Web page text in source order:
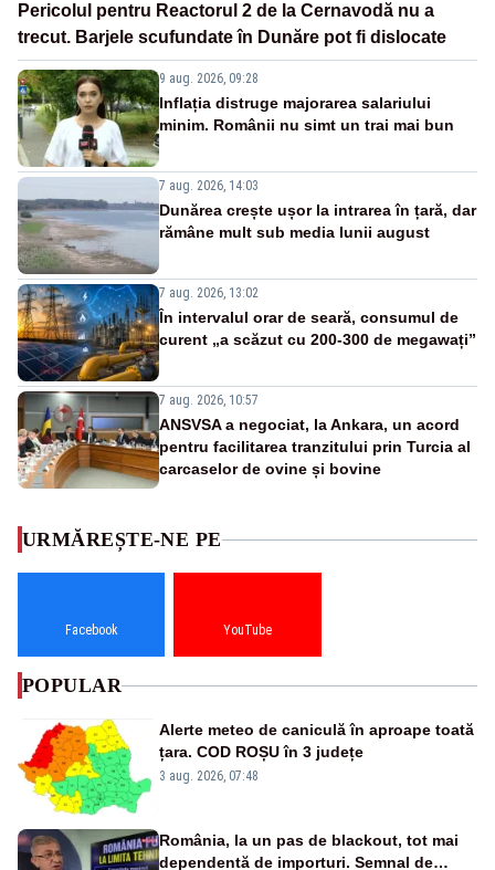
Pericolul pentru Reactorul 2 de la Cernavodă nu a
trecut. Barjele scufundate în Dunăre pot fi dislocate
9 aug. 2026, 09:28
Inflația distruge majorarea salariului
minim. Românii nu simt un trai mai bun
7 aug. 2026, 14:03
Dunărea crește ușor la intrarea în țară, dar
rămâne mult sub media lunii august
7 aug. 2026, 13:02
În intervalul orar de seară, consumul de
curent „a scăzut cu 200-300 de megawați”
7 aug. 2026, 10:57
ANSVSA a negociat, la Ankara, un acord
pentru facilitarea tranzitului prin Turcia al
carcaselor de ovine și bovine
URMĂREȘTE-NE PE
Facebook YouTube
POPULAR
Alerte meteo de caniculă în aproape toată
țara. COD ROȘU în 3 județe
3 aug. 2026, 07:48
România, la un pas de blackout, tot mai
dependentă de importuri. Semnal de